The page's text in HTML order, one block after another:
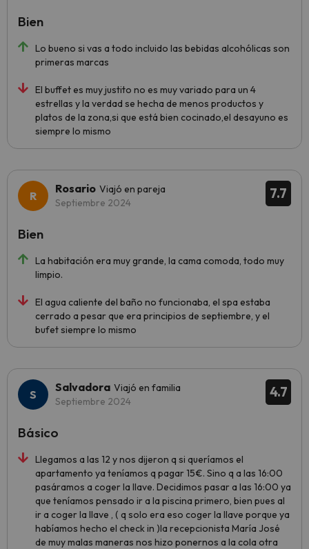
Lo bueno si vas a todo incluido las bebidas alcohólicas son
primeras marcas
El buffet es muy justito no es muy variado para un 4
estrellas y la verdad se hecha de menos productos y
platos de la zona,si que está bien cocinado,el desayuno es
siempre lo mismo
Bien
7.7
Rosario Viajó en pareja
Septiembre 2024
La habitación era muy grande, la cama comoda, todo muy
limpio.
El agua caliente del baño no funcionaba, el spa estaba
cerrado a pesar que era principios de septiembre, y el
bufet siempre lo mismo
Bien
4.7
Salvadora Viajó en familia
Septiembre 2024
Llegamos a las 12 y nos dijeron q si queríamos el
apartamento ya teníamos q pagar 15€. Sino q a las 16:00
pasáramos a coger la llave. Decidimos pasar a las 16:00 ya
que teníamos pensado ir a la piscina primero, bien pues al
ir a coger la llave , ( q solo era eso coger la llave porque ya
habíamos hecho el check in )la recepcionista María José
de muy malas maneras nos hizo ponernos a la cola otra
Básico